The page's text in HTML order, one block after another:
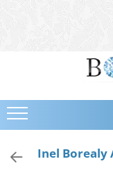
Bijuterii
Cercei
Bratari
ColiereInel Borealy